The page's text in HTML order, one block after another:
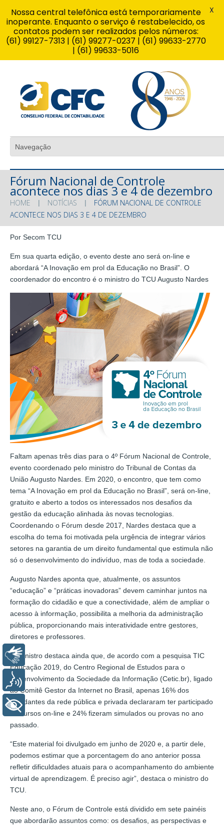
Fórum Nacional de Controle
acontece nos dias 3 e 4 de dezembro
HOME NOTÍCIAS
FÓRUM NACIONAL DE CONTROLE
ACONTECE NOS DIAS 3 E 4 DE DEZEMBRO
Por Secom TCU
Em sua quarta edição, o evento deste ano será on-line e
abordará “A Inovação em prol da Educação no Brasil”. O
coordenador do encontro é o ministro do TCU Augusto Nardes
Faltam apenas três dias para o 4º Fórum Nacional de Controle,
evento coordenado pelo ministro do Tribunal de Contas da
União Augusto Nardes. Em 2020, o encontro, que tem como
tema “A Inovação em prol da Educação no Brasil”, será on-line,
gratuito e aberto a todos os interessados nos desafios da
gestão da educação alinhada às novas tecnologias.
Coordenando o Fórum desde 2017, Nardes destaca que a
escolha do tema foi motivada pela urgência de integrar vários
setores na garantia de um direito fundamental que estimula não
só o desenvolvimento do indivíduo, mas de toda a sociedade.
Augusto Nardes aponta que, atualmente, os assuntos
“educação” e “práticas inovadoras” devem caminhar juntos na
formação do cidadão e que a conectividade, além de ampliar o
acesso à informação, possibilita a melhoria da administração
pública, proporcionando mais interatividade entre gestores,
diretores e professores.
O ministro destaca ainda que, de acordo com a pesquisa TIC
Educação 2019, do Centro Regional de Estudos para o
Desenvolvimento da Sociedade da Informação (Cetic.br), ligado
ao Comitê Gestor da Internet no Brasil, apenas 16% dos
estudantes da rede pública e privada declararam ter participado
de cursos on-line e 24% fizeram simulados ou provas no ano
passado.
“Este material foi divulgado em junho de 2020 e, a partir dele,
podemos estimar que a porcentagem do ano anterior possa
refletir dificuldades atuais para o acompanhamento do ambiente
virtual de aprendizagem. É preciso agir”, destaca o ministro do
TCU.
Neste ano, o Fórum de Controle está dividido em sete painéis
que abordarão assuntos como: os desafios, as perspectivas e
Nossa central telefônica está temporariamente
inoperante. Enquanto o serviço é restabelecido, os
contatos podem ser realizados pelos números:
(61) 99127-7313 | (61) 99277-0237 | (61) 99633-2770
| (61) 99633-5016
X
Libras
Voz
+ Acessibilidade